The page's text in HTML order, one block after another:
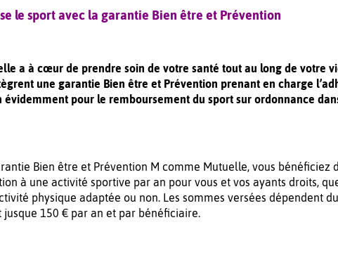
le sport avec la garantie Bien être et Prévention
a à cœur de prendre soin de votre santé tout au long de votre
une garantie Bien être et Prévention prenant en charge
pour le remboursement du sport sur ordonnance
Bien être et Prévention M comme Mutuelle, vous bénéficiez
à une activité sportive par an pour vous et vos ayants droits,
physique adaptée ou non. Les sommes versées dépendent
150 € par an et par bénéficiaire.